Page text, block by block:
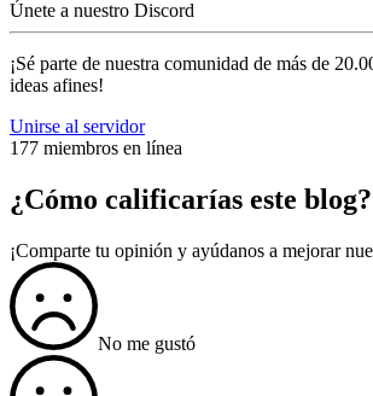
Únete a nuestro Discord
¡Sé parte de nuestra comunidad de más de
ideas afines!
Unirse al servidor
177 miembros en línea
¿Cómo calificarías este blog?
¡Comparte tu opinión y ayúdanos a mejorar
No me gustó